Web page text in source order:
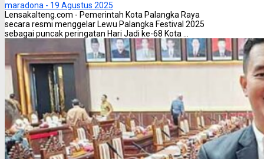
maradona - 19 Agustus 2025
Lensakalteng.com - Pemerintah Kota Palangka Raya
secara resmi menggelar Lewu Palangka Festival 2025
sebagai puncak peringatan Hari Jadi ke-68 Kota ...